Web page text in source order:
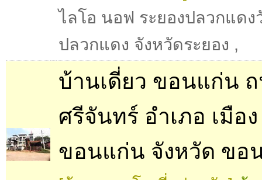
ไลโอ นอฟ ระยองปลวกแดง
ปลวกแดง จังหวัดระยอง ,
บ้านเดี่ยว ขอนแก่น
ศรีจันทร์ อำเภอ เมือง
ขอนแก่น จังหวัด ขอ